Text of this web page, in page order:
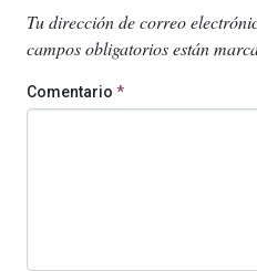
Tu dirección de correo
campos obligatorios están
Comentario *